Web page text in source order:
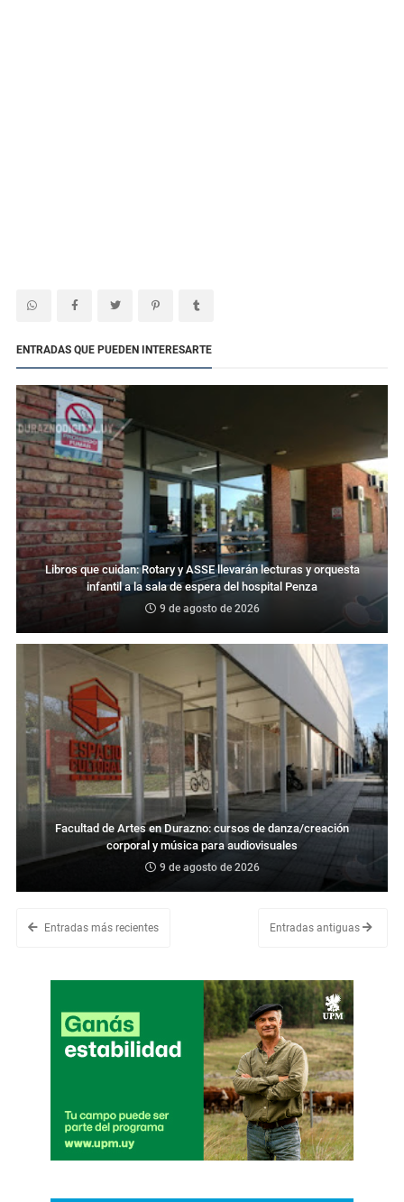
ENTRADAS QUE PUEDEN INTERESARTE
Libros que cuidan: Rotary y ASSE llevarán lecturas y orquesta
infantil a la sala de espera del hospital Penza
9 de agosto de 2026
Facultad de Artes en Durazno: cursos de danza/creación
corporal y música para audiovisuales
9 de agosto de 2026
Entradas más recientes Entradas antiguas